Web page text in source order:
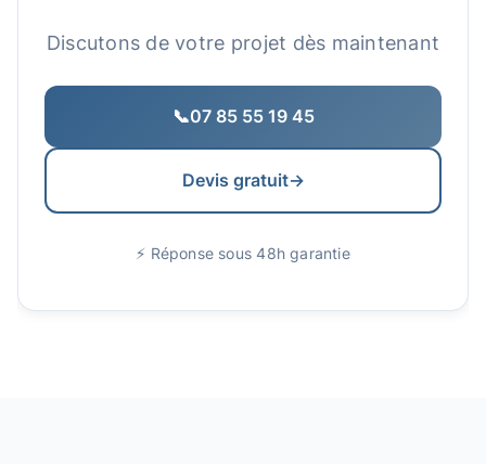
Discutons de votre projet dès maintenant
📞07 85 55 19 45
Devis gratuit→
⚡ Réponse sous 48h garantie